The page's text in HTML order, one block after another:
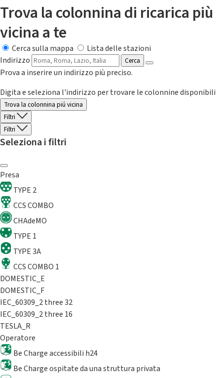
Trova la colonnina di ricarica più
vicina a te
Cerca sulla mappa
Lista delle stazioni
Indirizzo
Cerca
Prova a inserire un indirizzo più preciso.
Digita e seleziona l'indirizzo per trovare le colonnine disponibili
Trova la colonnina piú vicina
Filtri
Filtri
Seleziona i filtri
Presa
TYPE 2
CCS COMBO
CHAdeMO
TYPE 1
TYPE 3A
CCS COMBO 1
DOMESTIC_E
DOMESTIC_F
IEC_60309_2 three 32
IEC_60309_2 three 16
TESLA_R
Operatore
Be Charge accessibili h24
Be Charge ospitate da una struttura privata